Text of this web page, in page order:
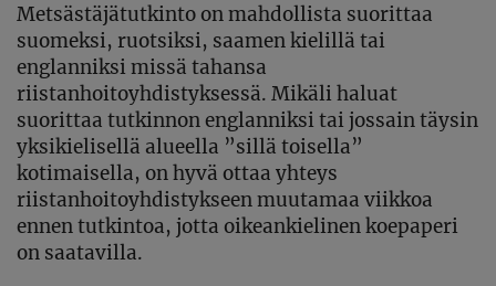
Metsästäjätutkinto on mahdollista suorittaa
suomeksi, ruotsiksi, saamen kielillä tai
englanniksi missä tahansa
riistanhoitoyhdistyksessä. Mikäli haluat
suorittaa tutkinnon englanniksi tai jossain täysin
yksikielisellä alueella ”sillä toisella”
kotimaisella, on hyvä ottaa yhteys
riistanhoitoyhdistykseen muutamaa viikkoa
ennen tutkintoa, jotta oikeankielinen koepaperi
on saatavilla.